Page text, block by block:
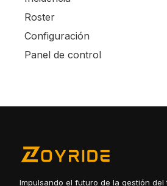
Roster
Configuración
Panel de control
Impulsando el futuro de la gestión del